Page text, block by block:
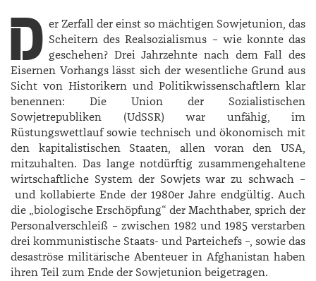
D er Zerfall der einst so mächtigen Sowjetunion, das
Scheitern des Realsozialismus – wie konnte das
geschehen? Drei Jahrzehnte nach dem Fall des
Eisernen Vorhangs lässt sich der wesentliche Grund aus
Sicht von Historikern und Politikwissenschaftlern klar
benennen: Die Union der Sozialistischen
Sowjetrepubliken (UdSSR) war unfähig, im
Rüstungswettlauf sowie technisch und ökonomisch mit
den kapitalistischen Staaten, allen voran den USA,
mitzuhalten. Das lange notdürftig zusammengehaltene
wirtschaftliche System der Sowjets war zu schwach –
und kollabierte Ende der 1980er Jahre endgültig. Auch
die „biologische Erschöpfung“ der Machthaber, sprich der
Personalverschleiß – zwischen 1982 und 1985 verstarben
drei kommunistische Staats- und Parteichefs –, sowie das
desaströse militärische Abenteuer in Afghanistan haben
ihren Teil zum Ende der Sowjetunion beigetragen.